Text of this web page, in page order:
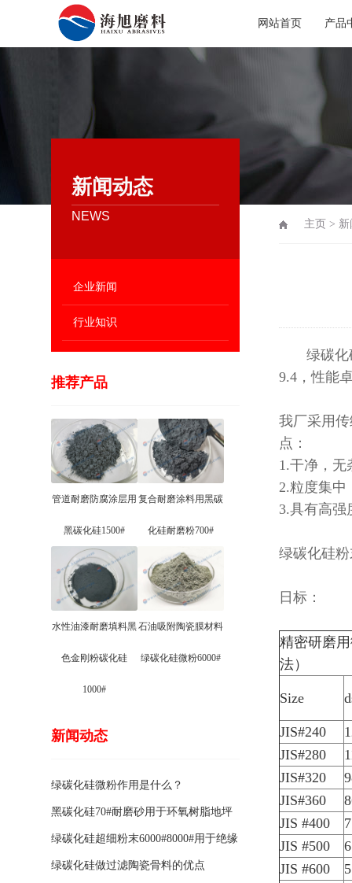
网站首页 产品
新闻动态
NEWS
企业新闻
行业知识
推荐产品
管道耐磨防腐涂层用
黑碳化硅1500#
复合耐磨涂料用黑碳
化硅耐磨粉700#
水性油漆耐磨填料黑
色金刚粉碳化硅
1000#
石油吸附陶瓷膜材料
绿碳化硅微粉6000#
新闻动态
绿碳化硅微粉作用是什么？
黑碳化硅70#耐磨砂用于环氧树脂地坪
骨料的特点有哪些？
绿碳化硅超细粉末6000#8000#用于绝缘
涂料的优点
绿碳化硅做过滤陶瓷骨料的优点
主页 >
绿碳化硅
9.4，性能
我厂采用
点：
1.干净，无
2.粒度集中
3.具有高强
绿碳化硅
日标：
精密研磨
法
Size
JIS#240
JIS#280
JIS#320
JIS#360
JIS #400
JIS #500
JIS #600